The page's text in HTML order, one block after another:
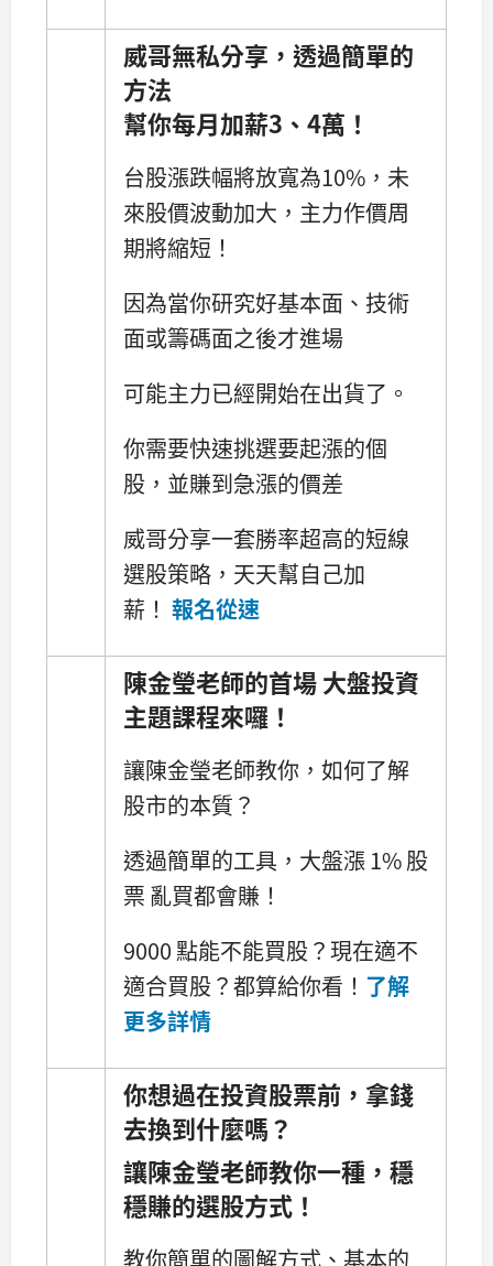
威哥無私分享，透過簡單的
方法
幫你每月加薪3、4萬！
台股漲跌幅將放寬為10%，未
來股價波動加大，主力作價周
期將縮短！
因為當你研究好基本面、技術
面或籌碼面之後才進場
可能主力已經開始在出貨了。
你需要快速挑選要起漲的個
股，並賺到急漲的價差
威哥分享一套勝率超高的短線
選股策略，天天幫自己加
薪！ 報名從速
陳金瑩老師的首場 大盤投資
主題課程來囉！
讓陳金瑩老師教你，如何了解
股市的本質？
透過簡單的工具，大盤漲 1% 股
票 亂買都會賺！
9000 點能不能買股？現在適不
適合買股？都算給你看！ 了解
更多詳情
你想過在投資股票前，拿錢
去換到什麼嗎？
讓陳金瑩老師教你一種，穩
穩賺的選股方式！
教你簡單的圖解方式、基本的